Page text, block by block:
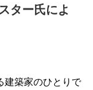
ター氏によ
建築家のひとりで